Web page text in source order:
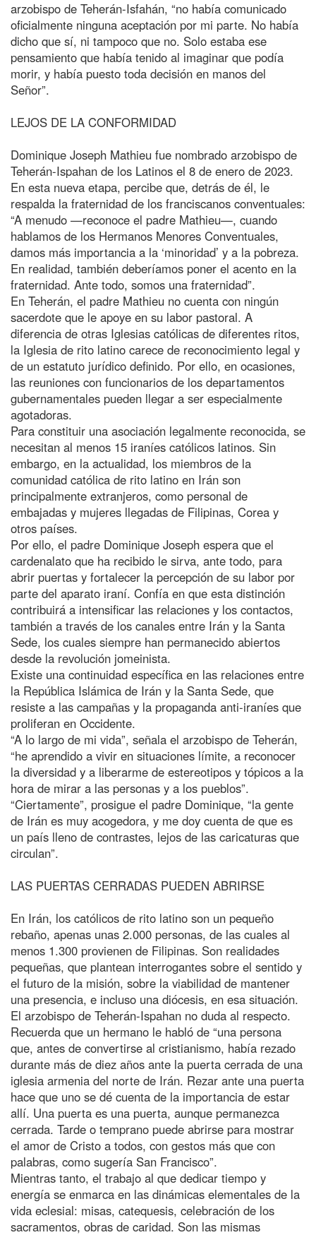
arzobispo de Teherán-Isfahán, “no había comunicado
oficialmente ninguna aceptación por mi parte. No había
dicho que sí, ni tampoco que no. Solo estaba ese
pensamiento que había tenido al imaginar que podía
morir, y había puesto toda decisión en manos del
Señor”.
LEJOS DE LA CONFORMIDAD
Dominique Joseph Mathieu fue nombrado arzobispo de
Teherán-Ispahan de los Latinos el 8 de enero de 2023.
En esta nueva etapa, percibe que, detrás de él, le
respalda la fraternidad de los franciscanos conventuales:
“A menudo —reconoce el padre Mathieu—, cuando
hablamos de los Hermanos Menores Conventuales,
damos más importancia a la ‘minoridad’ y a la pobreza.
En realidad, también deberíamos poner el acento en la
fraternidad. Ante todo, somos una fraternidad”.
En Teherán, el padre Mathieu no cuenta con ningún
sacerdote que le apoye en su labor pastoral. A
diferencia de otras Iglesias católicas de diferentes ritos,
la Iglesia de rito latino carece de reconocimiento legal y
de un estatuto jurídico definido. Por ello, en ocasiones,
las reuniones con funcionarios de los departamentos
gubernamentales pueden llegar a ser especialmente
agotadoras.
Para constituir una asociación legalmente reconocida, se
necesitan al menos 15 iraníes católicos latinos. Sin
embargo, en la actualidad, los miembros de la
comunidad católica de rito latino en Irán son
principalmente extranjeros, como personal de
embajadas y mujeres llegadas de Filipinas, Corea y
otros países.
Por ello, el padre Dominique Joseph espera que el
cardenalato que ha recibido le sirva, ante todo, para
abrir puertas y fortalecer la percepción de su labor por
parte del aparato iraní. Confía en que esta distinción
contribuirá a intensificar las relaciones y los contactos,
también a través de los canales entre Irán y la Santa
Sede, los cuales siempre han permanecido abiertos
desde la revolución jomeinista.
Existe una continuidad específica en las relaciones entre
la República Islámica de Irán y la Santa Sede, que
resiste a las campañas y la propaganda anti-iraníes que
proliferan en Occidente.
“A lo largo de mi vida”, señala el arzobispo de Teherán,
“he aprendido a vivir en situaciones límite, a reconocer
la diversidad y a liberarme de estereotipos y tópicos a la
hora de mirar a las personas y a los pueblos”.
“Ciertamente”, prosigue el padre Dominique, “la gente
de Irán es muy acogedora, y me doy cuenta de que es
un país lleno de contrastes, lejos de las caricaturas que
circulan”.
LAS PUERTAS CERRADAS PUEDEN ABRIRSE
En Irán, los católicos de rito latino son un pequeño
rebaño, apenas unas 2.000 personas, de las cuales al
menos 1.300 provienen de Filipinas. Son realidades
pequeñas, que plantean interrogantes sobre el sentido y
el futuro de la misión, sobre la viabilidad de mantener
una presencia, e incluso una diócesis, en esa situación.
El arzobispo de Teherán-Ispahan no duda al respecto.
Recuerda que un hermano le habló de “una persona
que, antes de convertirse al cristianismo, había rezado
durante más de diez años ante la puerta cerrada de una
iglesia armenia del norte de Irán. Rezar ante una puerta
hace que uno se dé cuenta de la importancia de estar
allí. Una puerta es una puerta, aunque permanezca
cerrada. Tarde o temprano puede abrirse para mostrar
el amor de Cristo a todos, con gestos más que con
palabras, como sugería San Francisco”.
Mientras tanto, el trabajo al que dedicar tiempo y
energía se enmarca en las dinámicas elementales de la
vida eclesial: misas, catequesis, celebración de los
sacramentos, obras de caridad. Son las mismas